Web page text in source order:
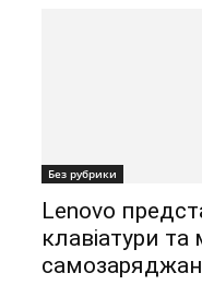
Без рубрики
Lenovo
клавіатури та